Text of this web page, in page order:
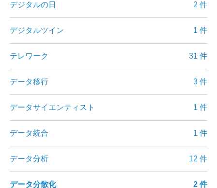
デジタルの日 2 件
デジタルツイン 1 件
テレワーク 31 件
データ移行 3 件
データサイエンティスト 1 件
データ統合 1 件
データ分析 12 件
データ分散化 2 件